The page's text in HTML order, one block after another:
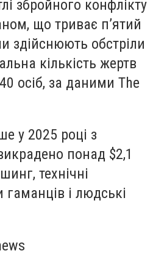
збройного конфлікту
що триває п’ятий
здійснюють обстріли
кількість жертв
осіб, за даними The
у 2025 році з
понад $2,1
технічні
гаманців і людські